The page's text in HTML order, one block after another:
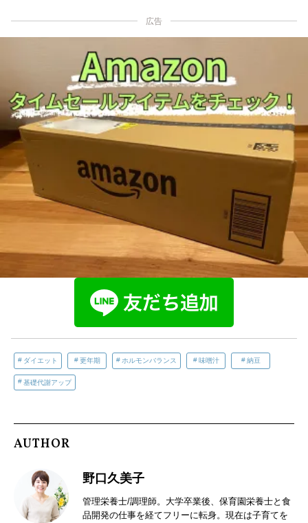
広告
ダイエット 更年期 ホルモンバランス 味噌汁 納豆
基礎代謝アップ
AUTHOR
野口久美子
管理栄養士/調理師。大学卒業後、保育園栄養士と食
品開発の仕事を経てフリーに転身。現在は子育てを